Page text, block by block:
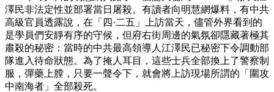
澤民非法定性並部署當日屠殺。有讀者向明慧網爆料，有中共
高級官員透露說，在「四·二五」上訪當天，儘管外界看到的
是學員們安靜有序的守候，但府右街周邊的氣氛卻隱藏著極其
肅殺的秘密：當時的中共最高領導人江澤民已秘密下令調動部
隊進入待命狀態。為了掩人耳目，這些士兵全部換上了警察制
服，彈藥上膛，只要一聲令下，就會將上訪現場所謂的「圍攻
中南海者」全部殺死。